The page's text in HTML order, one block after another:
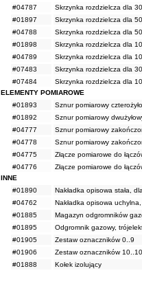
#04787
Skrzynka rozdzielcza dla
#01897
Skrzynka rozdzielcza dla
#04788
Skrzynka rozdzielcza dla
#01898
Skrzynka rozdzielcza dla
#04789
Skrzynka rozdzielcza dla
#07483
Skrzynka rozdzielcza dla
#07484
Skrzynka rozdzielcza dla
ELEMENTY POMIAROWE
#01893
Sznur pomiarowy
#01892
Sznur pomiarowy
#04777
Sznur pomiarowy
#04778
Sznur pomiarowy
#04775
Złącze pomiarowe do
#04776
Złącze pomiarowe do
INNE
#01890
Nakładka opisowa stała,
#04762
Nakładka opisowa
#01885
Magazyn odgromników
#01895
Odgromnik gazowy,
#01905
Zestaw oznaczników 0..9
#01906
Zestaw oznaczników
#01888
Kołek izolujący